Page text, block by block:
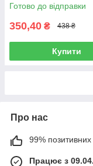
Готово до відправки
350,40 ₴ 438 ₴
Купити
Про нас
99% позитивних
Працює з